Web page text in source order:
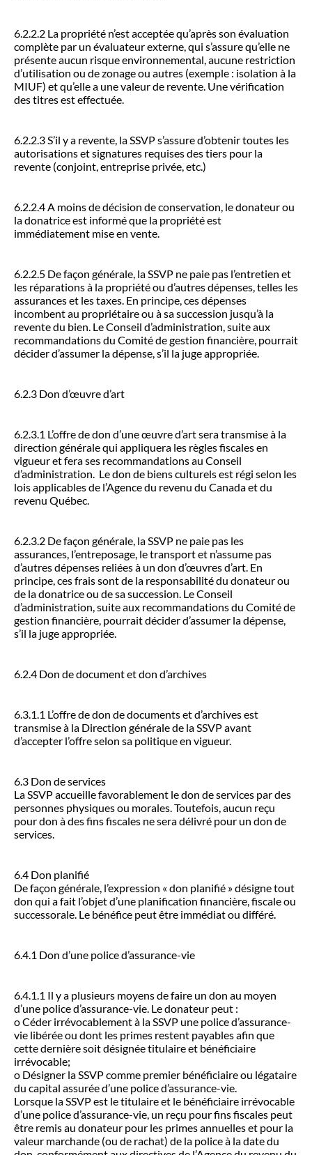
6.2.2.2 La propriété n’est acceptée qu’après son évaluation
complète par un évaluateur externe, qui s’assure qu’elle ne
présente aucun risque environnemental, aucune restriction
d’utilisation ou de zonage ou autres (exemple : isolation à la
MIUF) et qu’elle a une valeur de revente. Une vérification
des titres est effectuée.
6.2.2.3 S’il y a revente, la SSVP s’assure d’obtenir toutes les
autorisations et signatures requises des tiers pour la
revente (conjoint, entreprise privée, etc.)
6.2.2.4 A moins de décision de conservation, le donateur ou
la donatrice est informé que la propriété est
immédiatement mise en vente.
6.2.2.5 De façon générale, la SSVP ne paie pas l’entretien et
les réparations à la propriété ou d’autres dépenses, telles les
assurances et les taxes. En principe, ces dépenses
incombent au propriétaire ou à sa succession jusqu’à la
revente du bien. Le Conseil d’administration, suite aux
recommandations du Comité de gestion financière, pourrait
décider d’assumer la dépense, s’il la juge appropriée.
6.2.3 Don d’œuvre d’art
6.2.3.1 L’offre de don d’une œuvre d’art sera transmise à la
direction générale qui appliquera les règles fiscales en
vigueur et fera ses recommandations au Conseil
d’administration. Le don de biens culturels est régi selon les
lois applicables de l’Agence du revenu du Canada et du
revenu Québec.
6.2.3.2 De façon générale, la SSVP ne paie pas les
assurances, l’entreposage, le transport et n’assume pas
d’autres dépenses reliées à un don d’œuvres d’art. En
principe, ces frais sont de la responsabilité du donateur ou
de la donatrice ou de sa succession. Le Conseil
d’administration, suite aux recommandations du Comité de
gestion financière, pourrait décider d’assumer la dépense,
s’il la juge appropriée.
6.2.4 Don de document et don d’archives
6.3.1.1 L’offre de don de documents et d’archives est
transmise à la Direction générale de la SSVP avant
d’accepter l’offre selon sa politique en vigueur.
6.3 Don de services
La SSVP accueille favorablement le don de services par des
personnes physiques ou morales. Toutefois, aucun reçu
pour don à des fins fiscales ne sera délivré pour un don de
services.
6.4 Don planifié
De façon générale, l’expression « don planifié » désigne tout
don qui a fait l’objet d’une planification financière, fiscale ou
successorale. Le bénéfice peut être immédiat ou différé.
6.4.1 Don d’une police d’assurance-vie
6.4.1.1 Il y a plusieurs moyens de faire un don au moyen
d’une police d’assurance-vie. Le donateur peut :
o Céder irrévocablement à la SSVP une police d’assurance-
vie libérée ou dont les primes restent payables afin que
cette dernière soit désignée titulaire et bénéficiaire
irrévocable;
o Désigner la SSVP comme premier bénéficiaire ou légataire
du capital assurée d’une police d’assurance-vie.
Lorsque la SSVP est le titulaire et le bénéficiaire irrévocable
d’une police d’assurance-vie, un reçu pour fins fiscales peut
être remis au donateur pour les primes annuelles et pour la
valeur marchande (ou de rachat) de la police à la date du